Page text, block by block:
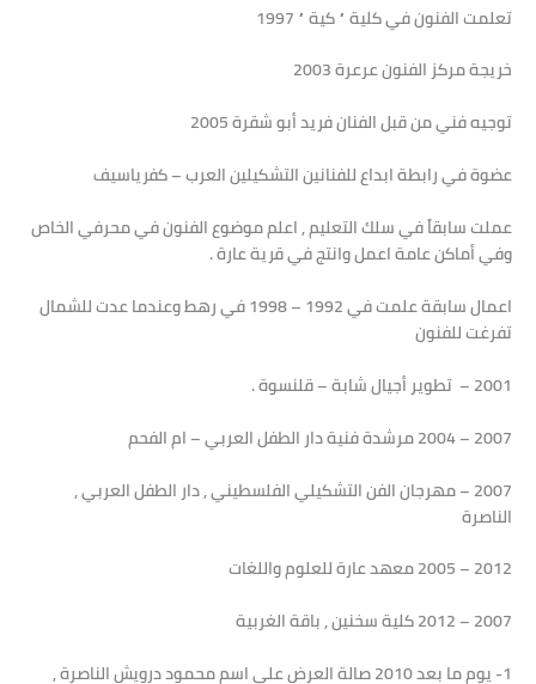
تعلمت الفنون في كلية ” كية ” 1997
خريجة مركز الفنون عرعرة 2003
توجيه فني من قبل الفنان فريد أبو شقرة 2005
عضوة في رابطة ابداع للفنانين التشكيلين العرب – كفرياسيف
عملت سابقاً في سلك التعليم , اعلم موضوع الفنون في محرفي الخاص
وفي أماكن عامة اعمل وانتج في قرية عارة .
اعمال سابقة علمت في 1992 – 1998 في رهط وعندما عدت للشمال
تفرغت للفنون
2001 – تطوير أجيال شابة – قلنسوة .
2007 – 2004 مرشدة فنية دار الطفل العربي – ام الفحم
2007 – مهرجان الفن التشكيلي الفلسطيني , دار الطفل العربي ,
الناصرة
2012 – 2005 معهد عارة للعلوم واللغات
2007 – 2012 كلية سخنين , باقة الغربية
1- يوم ما بعد 2010 صالة العرض على اسم محمود درويش الناصرة ,